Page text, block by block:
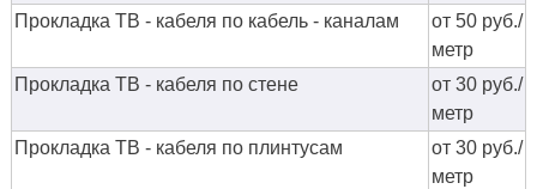
Прокладка ТВ - кабеля по кабель - каналам
от 50 руб./
метр
Прокладка ТВ - кабеля по стене
от 30 руб./
метр
Прокладка ТВ - кабеля по плинтусам
от 30 руб./
метр